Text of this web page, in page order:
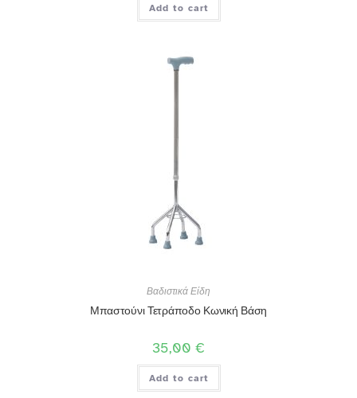
Add to cart
Βαδιστικά Είδη
Μπαστούνι Τετράποδο Κωνική Βάση
35,00 €
Add to cart